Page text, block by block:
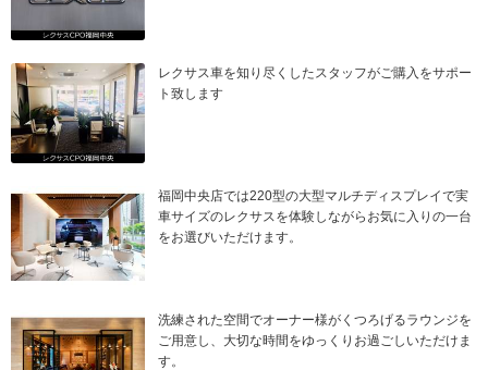
レクサス車を知り尽くしたスタッフがご購入をサポー
ト致します
福岡中央店では220型の大型マルチディスプレイで実
車サイズのレクサスを体験しながらお気に入りの一台
をお選びいただけます。
洗練された空間でオーナー様がくつろげるラウンジを
ご用意し、大切な時間をゆっくりお過ごしいただけま
す。